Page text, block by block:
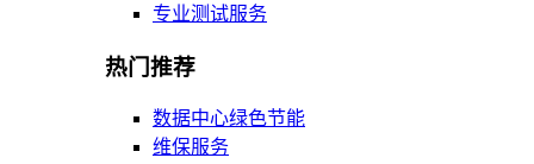
专业测试服务
热门推荐
数据中心绿色节能
维保服务